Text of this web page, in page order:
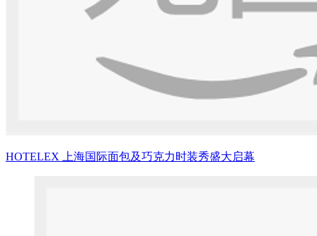
HOTELEX 上海国际面包及巧克力时装秀盛大启幕